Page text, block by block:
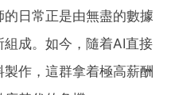
日常正是由無盡的數據
成。如今，隨着AI直接
作，這群拿着極高薪酬